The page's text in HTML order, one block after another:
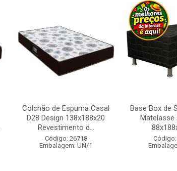
Colchão de Espuma Casal
D28 Design 138x188x20
Revestimento d...
Código: 26718
Embalagem: UN/1
Base Box de
Código: